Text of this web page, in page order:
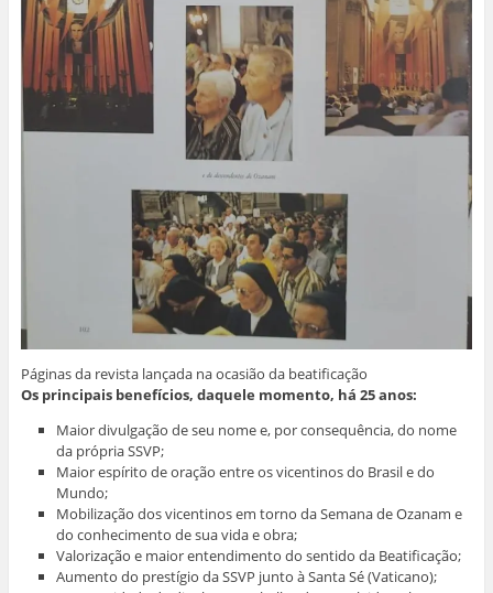
Páginas da revista lançada na ocasião da beatificação
Os principais benefícios, daquele momento, há 25 anos:
Maior divulgação de seu nome e, por consequência, do nome
da própria SSVP;
Maior espírito de oração entre os vicentinos do Brasil e do
Mundo;
Mobilização dos vicentinos em torno da Semana de Ozanam e
do conhecimento de sua vida e obra;
Valorização e maior entendimento do sentido da Beatificação;
Aumento do prestígio da SSVP junto à Santa Sé (Vaticano);